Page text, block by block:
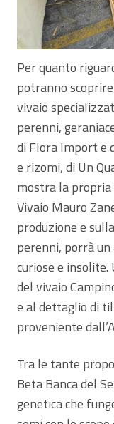
Per quanto
potranno
vivaio
perenni,
di Flora Import e
e rizomi, di Un
mostra la propria
Vivaio Mauro
produzione e
perenni, porrà
curiose e
del vivaio
e al dettaglio di
proveniente
Tra le tante
Beta Banca del
genetica che